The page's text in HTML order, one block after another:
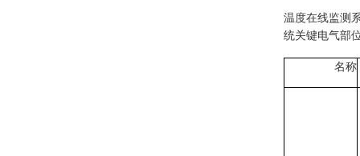
温度在线监测
统关键电气部
名称